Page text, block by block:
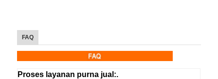
FAQ
Proses layanan purna jual:.